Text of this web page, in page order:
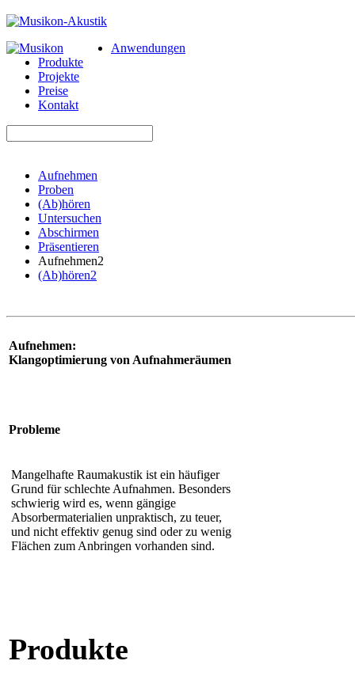
Anwendungen
Produkte
Projekte
Preise
Kontakt
Aufnehmen
Proben
(Ab)hören
Untersuchen
Abschirmen
Präsentieren
Aufnehmen2
(Ab)hören2
Aufnehmen:
Klangoptimierung von Aufnahmeräumen
Probleme
Mangelhafte Raumakustik ist ein häufiger
Grund für schlechte Aufnahmen. Besonders
schwierig wird es, wenn gängige
Absorbermaterialien unpraktisch, zu teuer,
und nicht effektiv genug sind oder zu wenig
Flächen zum Anbringen vorhanden sind.
Produkte